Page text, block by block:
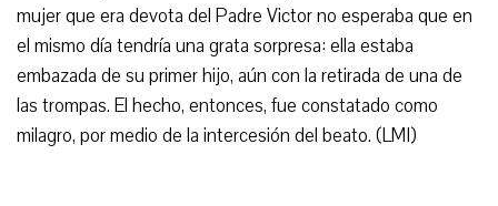
mujer que era devota del Padre Victor no esperaba que en
el mismo día tendría una grata sorpresa: ella estaba
embazada de su primer hijo, aún con la retirada de una de
las trompas. El hecho, entonces, fue constatado como
milagro, por medio de la intercesión del beato. (LMI)